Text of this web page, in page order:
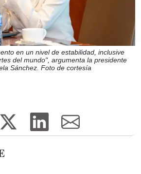
en un nivel de estabilidad, inclusive
del mundo", argumenta la presidente
Sánchez. Foto de cortesía